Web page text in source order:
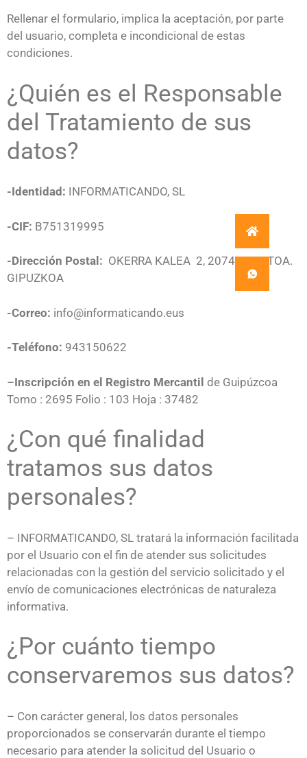
Rellenar el formulario, implica la aceptación, por parte
del usuario, completa e incondicional de estas
condiciones.
¿Quién es el Responsable
del Tratamiento de sus
datos?
-Identidad: INFORMATICANDO, SL
-CIF: B751319995
-Dirección Postal: OKERRA KALEA 2, 20740, ZESTOA.
GIPUZKOA
-Correo: info@informaticando.eus
-Teléfono: 943150622
–Inscripción en el Registro Mercantil de Guipúzcoa
Tomo : 2695 Folio : 103 Hoja : 37482
¿Con qué finalidad
tratamos sus datos
personales?
– INFORMATICANDO, SL tratará la información facilitada
por el Usuario con el fin de atender sus solicitudes
relacionadas con la gestión del servicio solicitado y el
envío de comunicaciones electrónicas de naturaleza
informativa.
¿Por cuánto tiempo
conservaremos sus datos?
– Con carácter general, los datos personales
proporcionados se conservarán durante el tiempo
necesario para atender la solicitud del Usuario o